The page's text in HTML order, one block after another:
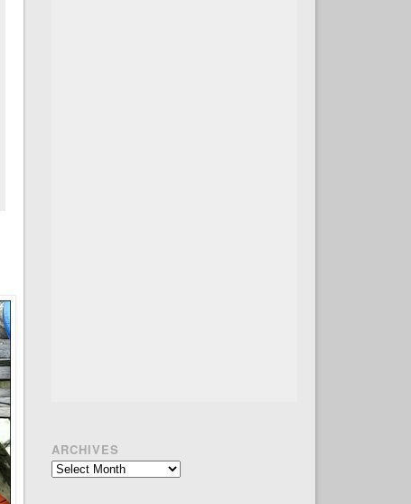
ARCHIVES
Archives